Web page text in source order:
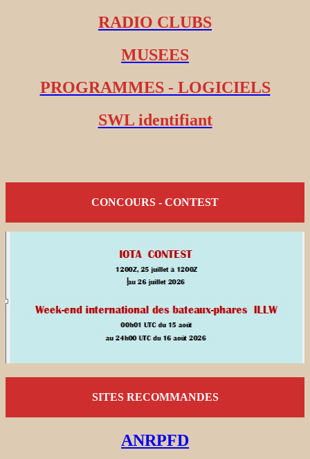
RADIO CLUBS
MUSEES
PROGRAMMES - LOGICIELS
SWL identifiant
CONCOURS - CONTEST
SITES RECOMMANDES
ANRPFD